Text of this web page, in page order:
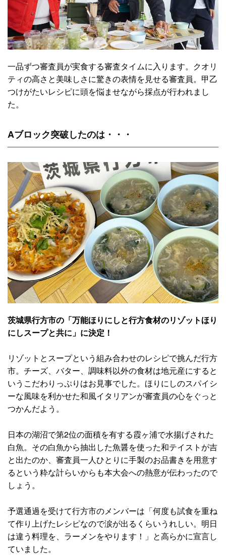
一品ずつ審査員が実食する審査タイムに入ります。クオリ
ティの高さと美味しさに驚きの表情を見せる審査員。甲乙
つけがたいレシピに頭を悩ませながら採点が行われまし
た。
Aブロック突破したのは・・・
茨城県行方市の「万能ほりにしと行方食材のリゾットほり
にしスープと共に」に決定！
リゾットとスープという組み合わせのレシピで挑んだ行方
市。チーズ、バター、調味料以外の食材は地元産にすると
いうこだわりっぷりはお見事でした。ほりにしのスパイシ
ーな風味を利かせた和風イタリアンが審査員の心をぐっと
つかんだよう。
日本の湖沼で第2位の面積を有する霞ヶ浦で水揚げされた
白魚。その白魚から抽出した魚醤を使った和テイストが吉
と出たのか、審査員一人ひとりに手製のお品書きを用意す
るという粋な計らいからも本大会への熱意が伝わったので
しょう。
予選通過を受けて行方市のメンバーは「何度も試食を重ね
て作り上げたレシピなので涙が出るくらいうれしい。明日
は違う料理を、ラーメンをやります！」と高らかに宣言し
ていました。